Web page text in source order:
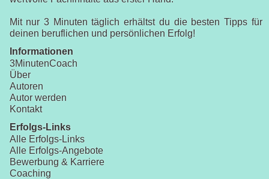
Mit nur 3 Minuten täglich erhältst du die besten Tipps für
deinen beruflichen und persönlichen Erfolg!
Informationen
3MinutenCoach
Über
Autoren
Autor werden
Kontakt
Erfolgs-Links
Alle Erfolgs-Links
Alle Erfolgs-Angebote
Bewerbung & Karriere
Coaching